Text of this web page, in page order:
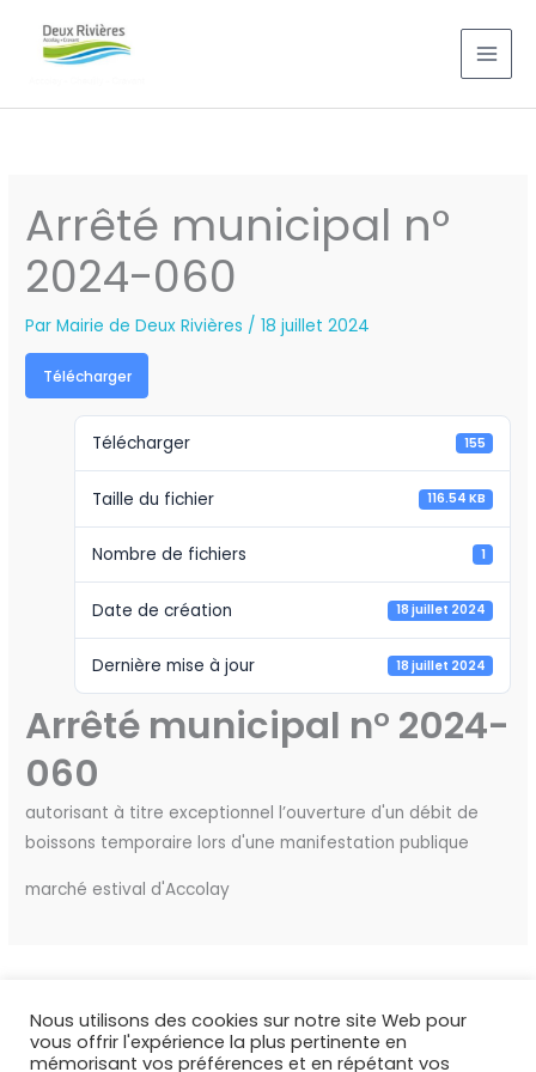
Arrêté municipal n°
2024-060
ParMairie de Deux Rivières /18 juillet 2024
Télécharger
Télécharger 155
Taille du fichier 116.54 KB
Nombre de fichiers 1
Date de création 18 juillet 2024
Dernière mise à jour 18 juillet 2024
Arrêté municipal n° 2024-
060
autorisant à titre exceptionnel l’ouverture d'un débit de
boissons temporaire lors d'une manifestation publique
marché estival d'Accolay
Nous utilisons des cookies sur notre site Web pour
vous offrir l'expérience la plus pertinente en
mémorisant vos préférences et en répétant vos